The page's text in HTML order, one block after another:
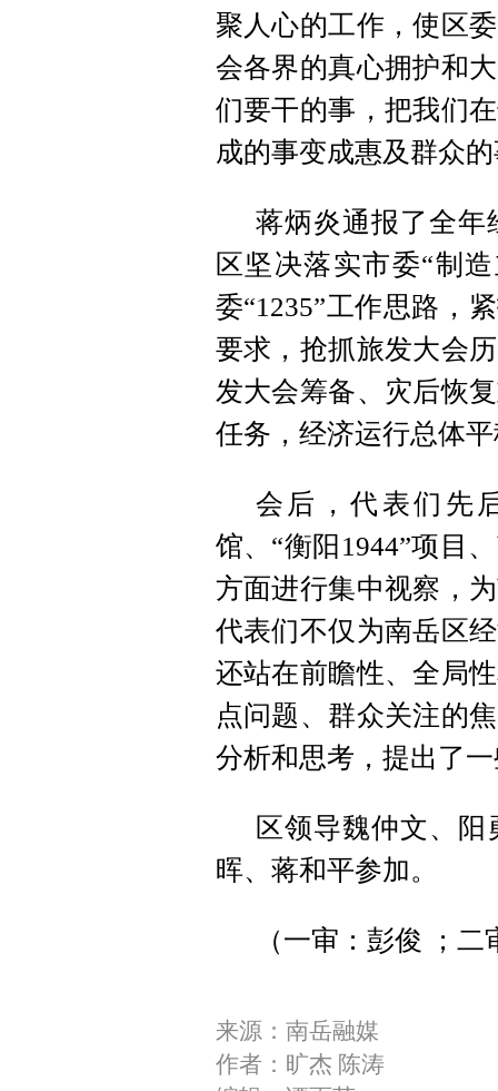
聚人心的工作，使区
会各界的真心拥护和
们要干的事，把我们
成的事变成惠及群众
蒋炳炎通报了全年
区坚决落实市委“制
委“1235”工作思路，
要求，抢抓旅发大会
发大会筹备、灾后恢
任务，经济运行总体
会后，代表们先
馆、“衡阳1944”项目
方面进行集中视察，
代表们不仅为南岳区
还站在前瞻性、全局
点问题、群众关注的
分析和思考，提出了
区领导魏仲文、
晖、蒋和平参加。
（一审：彭俊 ；
来源：南岳融媒
作者：旷杰 陈涛